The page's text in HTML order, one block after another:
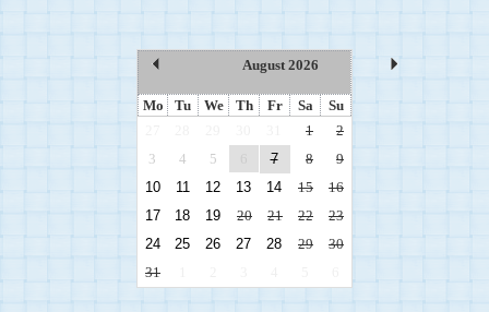
August 2026
Mo Tu We Th Fr Sa
Su
1
2
3
4 5 7 8
9
10
11 12 13 14 15
16
17
18 19 20 21 22
23
24
25 26 27 28 29
30
31